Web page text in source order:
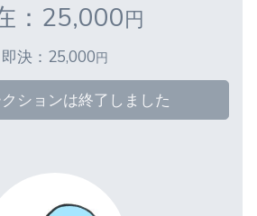
：25,000円
即決：25,000円
ションは終了しました